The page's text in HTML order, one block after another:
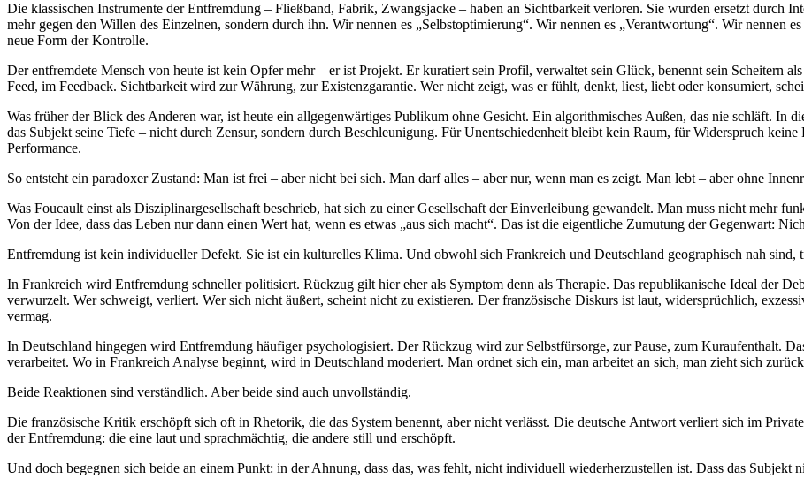
Die klassischen Instrumente der Entfremdung – Fließband, Fabrik, Zwangsjacke – haben an Sichtbarkeit verloren. Sie wurden ersetzt durch
mehr gegen den Willen des Einzelnen, sondern durch ihn. Wir nennen es „Selbstoptimierung“. Wir nennen es „Verantwortung“. Wir nennen
neue Form der Kontrolle.
Der entfremdete Mensch von heute ist kein Opfer mehr – er ist Projekt. Er kuratiert sein Profil, verwaltet sein Glück, benennt sein Scheitern
Feed, im Feedback. Sichtbarkeit wird zur Währung, zur Existenzgarantie. Wer nicht zeigt, was er fühlt, denkt, liest, liebt oder konsumiert,
Was früher der Blick des Anderen war, ist heute ein allgegenwärtiges Publikum ohne Gesicht. Ein algorithmisches Außen, das nie schläft. In
das Subjekt seine Tiefe – nicht durch Zensur, sondern durch Beschleunigung. Für Unentschiedenheit bleibt kein Raum, für Widerspruch
Performance.
So entsteht ein paradoxer Zustand: Man ist frei – aber nicht bei sich. Man darf alles – aber nur, wenn man es zeigt. Man lebt – aber ohne
Was Foucault einst als Disziplinargesellschaft beschrieb, hat sich zu einer Gesellschaft der Einverleibung gewandelt. Man muss nicht mehr
Von der Idee, dass das Leben nur dann einen Wert hat, wenn es etwas „aus sich macht“. Das ist die eigentliche Zumutung der Gegenwart:
Entfremdung ist kein individueller Defekt. Sie ist ein kulturelles Klima. Und obwohl sich Frankreich und Deutschland geographisch nah sind,
In Frankreich wird Entfremdung schneller politisiert. Rückzug gilt hier eher als Symptom denn als Therapie. Das republikanische Ideal der
verwurzelt. Wer schweigt, verliert. Wer sich nicht äußert, scheint nicht zu existieren. Der französische Diskurs ist laut, widersprüchlich,
vermag.
In Deutschland hingegen wird Entfremdung häufiger psychologisiert. Der Rückzug wird zur Selbstfürsorge, zur Pause, zum Kuraufenthalt.
verarbeitet. Wo in Frankreich Analyse beginnt, wird in Deutschland moderiert. Man ordnet sich ein, man arbeitet an sich, man zieht sich
Beide Reaktionen sind verständlich. Aber beide sind auch unvollständig.
Die französische Kritik erschöpft sich oft in Rhetorik, die das System benennt, aber nicht verlässt. Die deutsche Antwort verliert sich im
der Entfremdung: die eine laut und sprachmächtig, die andere still und erschöpft.
Und doch begegnen sich beide an einem Punkt: in der Ahnung, dass das, was fehlt, nicht individuell wiederherzustellen ist. Dass das Subjekt